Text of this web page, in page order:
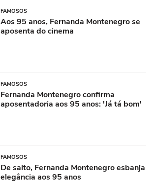
FAMOSOS
Aos 95 anos, Fernanda Montenegro se
aposenta do cinema
FAMOSOS
Fernanda Montenegro confirma
aposentadoria aos 95 anos: 'Já tá bom'
FAMOSOS
De salto, Fernanda Montenegro esbanja
elegância aos 95 anos